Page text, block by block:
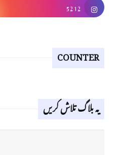
5212
COUNTER
یہ بلاگ تلاش کریں